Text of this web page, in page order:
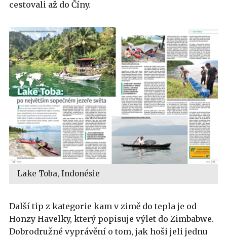
cestovali až do Číny.
Lake Toba, Indonésie
Další tip z kategorie kam v zimě do tepla je od
Honzy Havelky, který popisuje výlet do Zimbabwe.
Dobrodružné vyprávění o tom, jak hoši jeli jednu